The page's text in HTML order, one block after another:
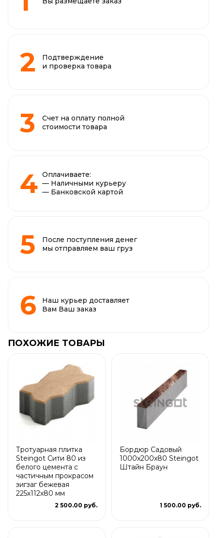
Подтверждение
и проверка товара
Счет на оплату полной
стоимости товара
Оплачиваете:
— Наличными курьеру
— Банковской картой
После поступления денег
мы отправляем ваш груз
Наш курьер доставляет
Вам Ваш заказ
ПОХОЖИЕ ТОВАРЫ
Тротуарная плитка
Steingot Сити 80 из
белого цемента с
частичным прокрасом
зигзаг бежевая
225х112х80 мм
2 500.00 руб.
Бордюр Садовый
1000x200x80 Steingot
Штайн Браун
1 500.00 руб.